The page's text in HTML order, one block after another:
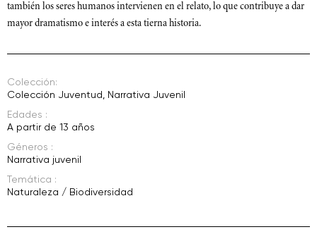
también los seres humanos intervienen en el relato, lo que contribuye a dar
mayor dramatismo e interés a esta tierna historia.
Colección:
Colección Juventud, Narrativa Juvenil
Edades :
A partir de 13 años
Géneros :
Narrativa juvenil
Temática :
Naturaleza / Biodiversidad